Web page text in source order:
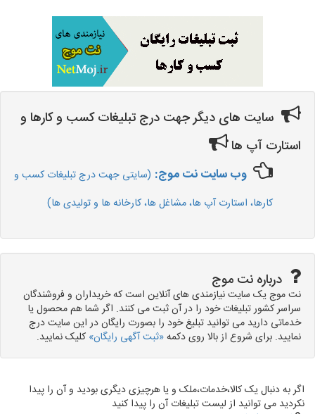
سایت های دیگر جهت درج تبلیغات کسب و کارها و
استارت آپ ها
وب سایت نت موج: (سایتی جهت درج تبلیغات کسب و
کارها، استارت آپ ها، مشاغل ها، کارخانه ها و تولیدی ها)
درباره نت موج
نت موج یک سایت نیازمندی های آنلاین است که خریداران و فروشندگان
سراسر کشور تبلیغات خود را در آن ثبت می کنند. اگر شما هم محصول یا
خدماتی دارید می توانید تبلیغ خود را بصورت رایگان در این سایت درج
نمایید. برای شروع از بالا روی دکمه«ثبت آگهی رایگان» کلیک نمایید.
اگر به دنبال یک کالا،خدمات،ملک و یا هرچیزی دیگری بودید و آن را پیدا
نکردید می توانید از لیست تبلیغات آن را پیدا کنید